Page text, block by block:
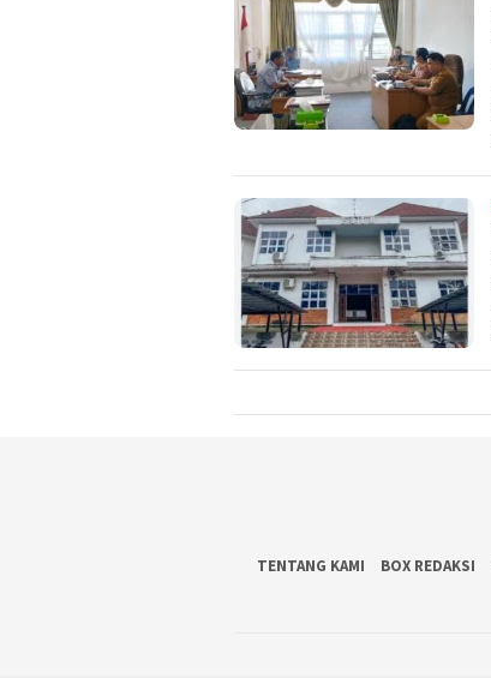
TENTANG KAMI BOX REDAKSI